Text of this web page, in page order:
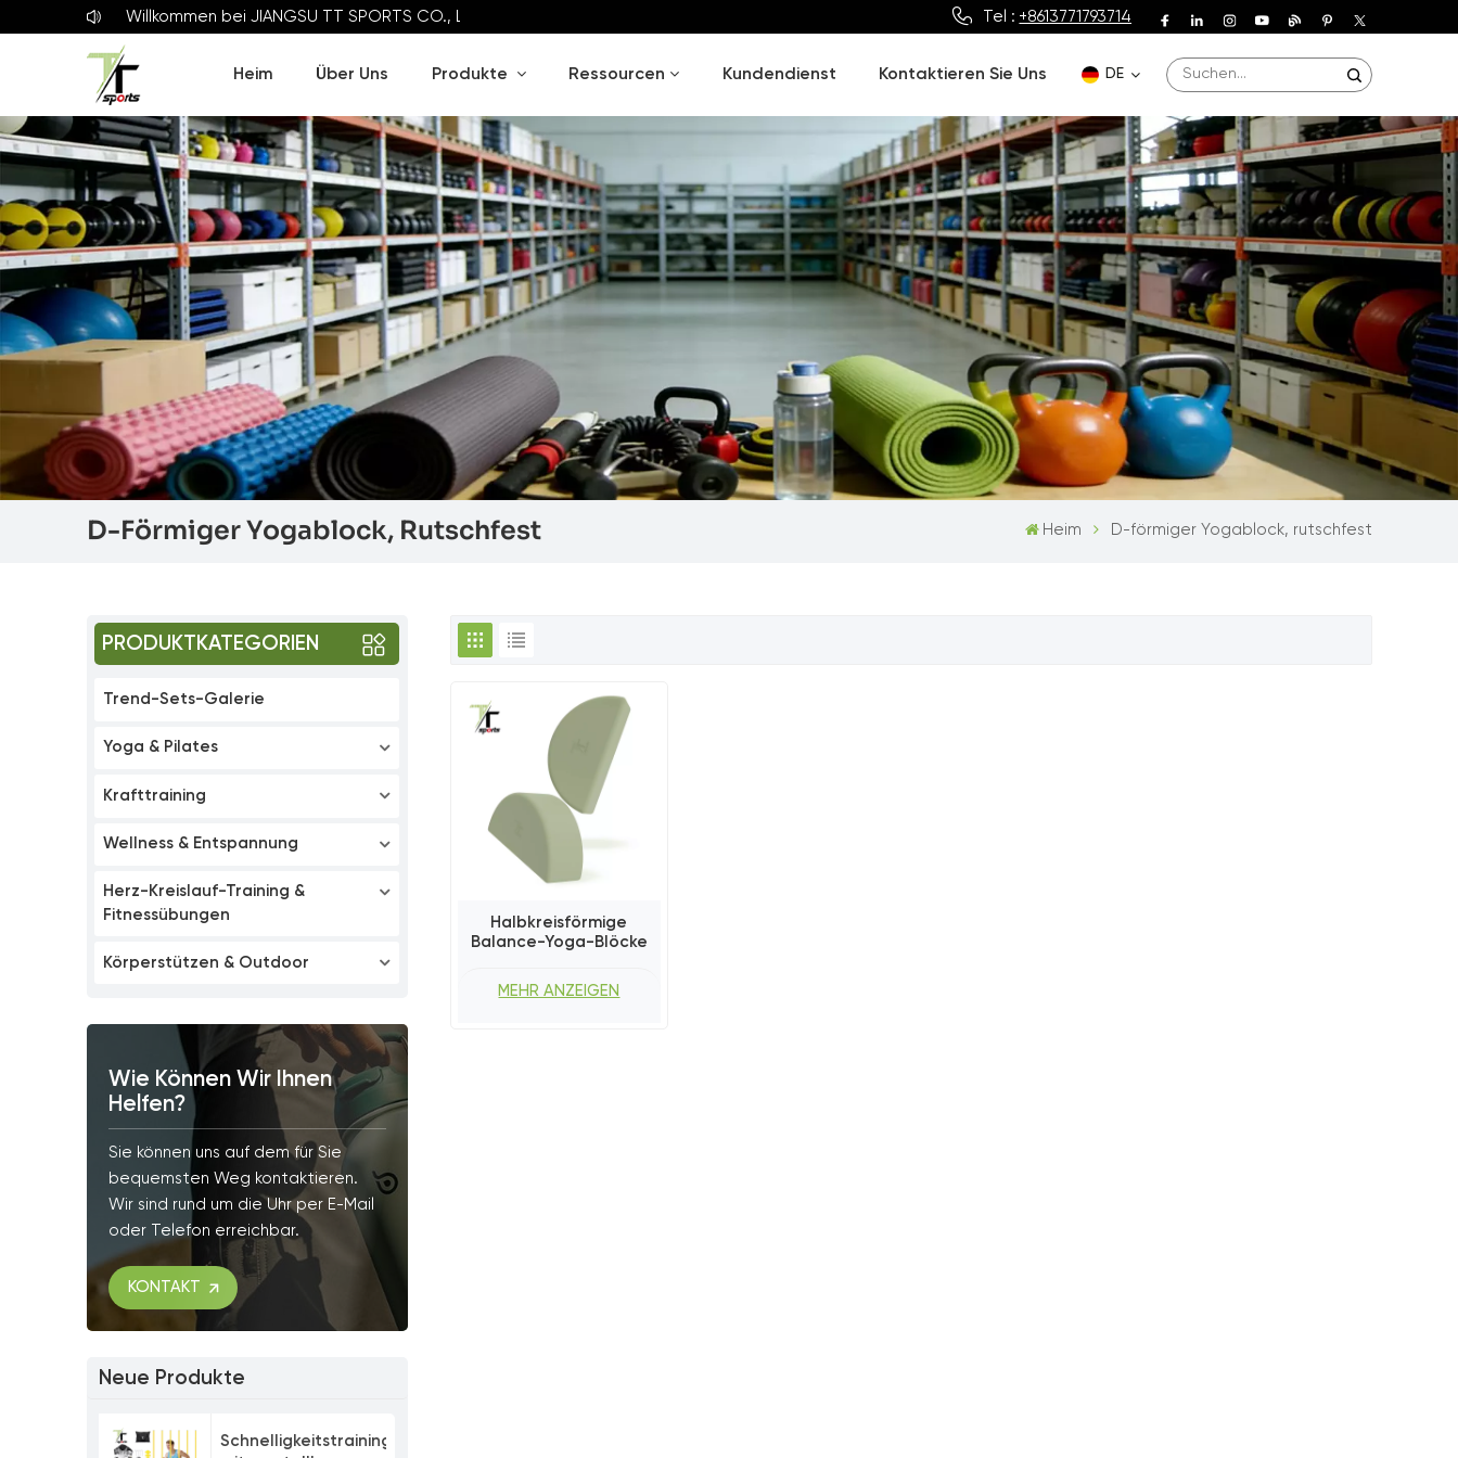
Willkommen beiJIANGSU TT SPORTS CO., LTD Tel : +8613771793714
Heim Über Uns Produkte Ressourcen Kundendienst Kontaktieren Sie Uns DE
English
Deutsch
Español
Français
Português
D-Förmiger Yogablock, Rutschfest Heim D-förmiger Yogablock, rutschfest
PRODUKTKATEGORIEN
Trend-Sets-Galerie
Yoga & Pilates
Krafttraining
Wellness & Entspannung
Herz-Kreislauf-Training &
Fitnessübungen
Körperstützen & Outdoor
Wie Können Wir Ihnen
Helfen?
Sie können uns auf dem für Sie
bequemsten Weg kontaktieren.
Wir sind rund um die Uhr per E-Mail
oder Telefon erreichbar.
KONTAKT
Neue Produkte
Schnelligkeitstrainingsset
Halbkreisförmige
Balance-Yoga-Blöcke
MEHR ANZEIGEN